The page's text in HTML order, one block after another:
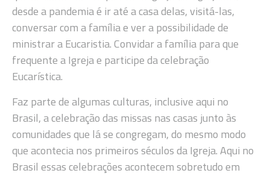
desde a pandemia é ir até a casa delas, visitá-las,
conversar com a família e ver a possibilidade de
ministrar a Eucaristia. Convidar a família para que
frequente a Igreja e participe da celebração
Eucarística.
Faz parte de algumas culturas, inclusive aqui no
Brasil, a celebração das missas nas casas junto às
comunidades que lá se congregam, do mesmo modo
que acontecia nos primeiros séculos da Igreja. Aqui no
Brasil essas celebrações acontecem sobretudo em